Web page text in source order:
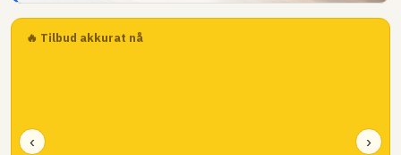
🔥 Tilbud akkurat nå
‹ ›